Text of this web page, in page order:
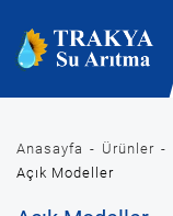
Anasayfa Ürünler
Açık Modeller